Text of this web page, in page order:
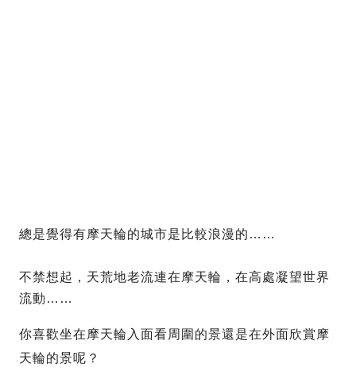
總是覺得有摩天輪的城市是比較浪漫的……
不禁想起，天荒地老流連在摩天輪，在高處凝望世界
流動……
你喜歡坐在摩天輪入面看周圍的景還是在外面欣賞摩
天輪的景呢？